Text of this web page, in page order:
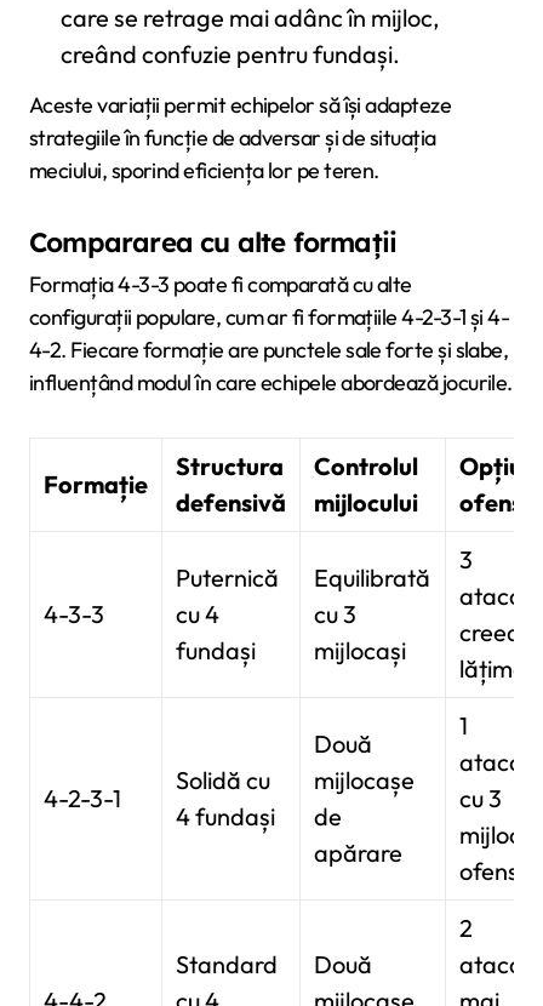
care se retrage mai adânc în mijloc,
creând confuzie pentru fundași.
Aceste variații permit echipelor să își adapteze
strategiile în funcție de adversar și de situația
meciului, sporind eficiența lor pe teren.
Compararea cu alte formații
Formația 4-3-3 poate fi comparată cu alte
configurații populare, cum ar fi formațiile 4-2-3-1 și 4-
4-2. Fiecare formație are punctele sale forte și slabe,
influențând modul în care echipele abordează jocurile.
Formație
Structura
defensivă
Controlul
mijlocului
Opțiuni
4-3-3
Puternică
cu 4
fundași
Equilibrată
cu 3
mijlocași
3
lățime
4-2-3-1
Solidă cu
4 fundași
Două
mijlocașe
de
apărare
1
cu 3
Standard
Două
2